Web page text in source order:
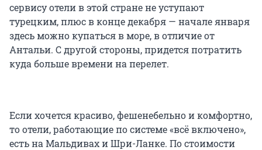
сервису отели в этой стране не уступают
турецким, плюс в конце декабря — начале января
здесь можно купаться в море, в отличие от
Антальи. С другой стороны, придется потратить
куда больше времени на перелет.
Если хочется красиво, фешенебельно и комфортно,
то отели, работающие по системе «всё включено»,
есть на Мальдивах и Шри-Ланке. По стоимости